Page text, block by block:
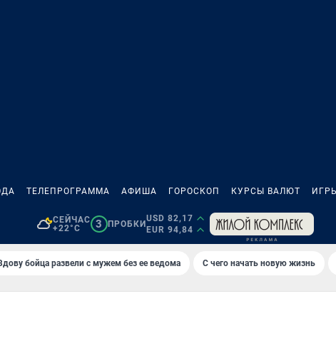
ТЕЛЕПРОГРАММА АФИША ГОРОСКОП КУРСЫ ВАЛЮТ
СЕЙЧАС
+22°C
3 ПРОБКИ
USD 82,17
EUR 94,84
бойца развели с мужем без ее ведома С чего начать новую жизнь